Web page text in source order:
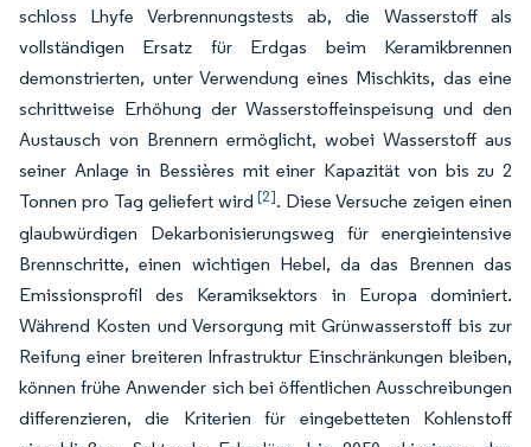
schloss Lhyfe Verbrennungstests ab, die Wasserstoff als
vollständigen Ersatz für Erdgas beim Keramikbrennen
demonstrierten, unter Verwendung eines Mischkits, das eine
schrittweise Erhöhung der Wasserstoffeinspeisung und den
Austausch von Brennern ermöglicht, wobei Wasserstoff aus
seiner Anlage in Bessières mit einer Kapazität von bis zu 2
Tonnen pro Tag geliefert wird[2]. Diese Versuche zeigen einen
glaubwürdigen Dekarbonisierungsweg für energieintensive
Brennschritte, einen wichtigen Hebel, da das Brennen das
Emissionsprofil des Keramiksektors in Europa dominiert.
Während Kosten und Versorgung mit Grünwasserstoff bis zur
Reifung einer breiteren Infrastruktur Einschränkungen bleiben,
können frühe Anwender sich bei öffentlichen Ausschreibungen
differenzieren, die Kriterien für eingebetteten Kohlenstoff